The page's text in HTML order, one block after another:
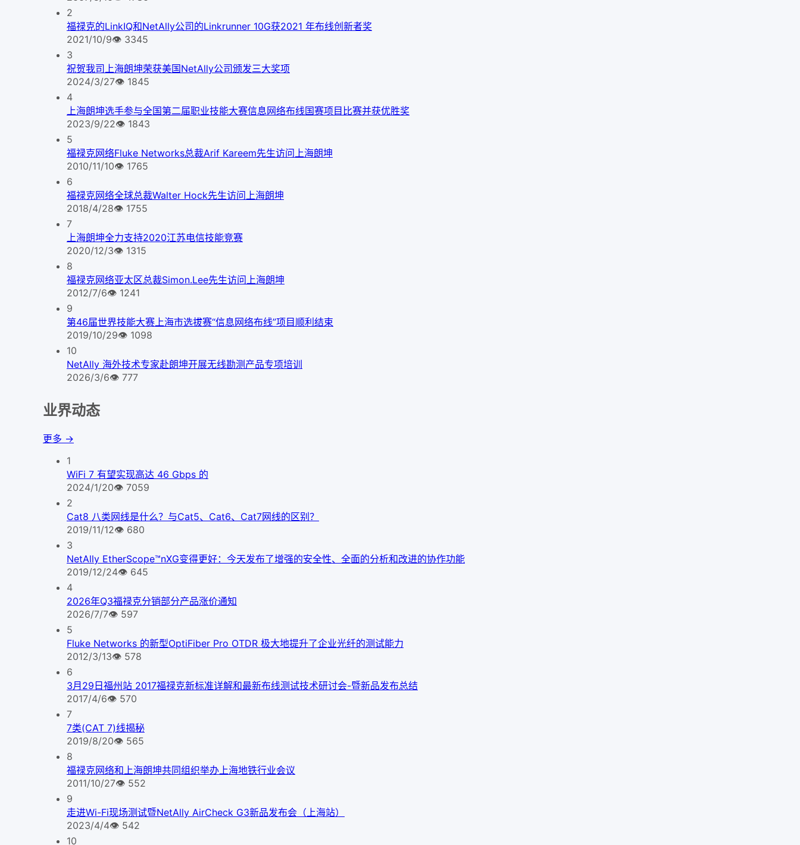
2
福禄克的LinkIQ和NetAlly公司的Linkrunner 10G获2021 年布线创新者奖
2021/10/9👁 3345
3
祝贺我司上海朗坤荣获美国NetAlly公司颁发三大奖项
2024/3/27👁 1845
4
上海朗坤选手参与全国第二届职业技能大赛信息网络布线国赛项目比赛并获优胜奖
2023/9/22👁 1843
5
福禄克网络Fluke Networks总裁Arif Kareem先生访问上海朗坤
2010/11/10👁 1765
6
福禄克网络全球总裁Walter Hock先生访问上海朗坤
2018/4/28👁 1755
7
上海朗坤全力支持2020江苏电信技能竞赛
2020/12/3👁 1315
8
福禄克网络亚太区总裁Simon.Lee先生访问上海朗坤
2012/7/6👁 1241
9
第46届世界技能大赛上海市选拔赛“信息网络布线”项目顺利结束
2019/10/29👁 1098
10
NetAlly 海外技术专家赴朗坤开展无线勘测产品专项培训
2026/3/6👁 777
业界动态
更多 →
1
WiFi 7 有望实现高达 46 Gbps 的
2024/1/20👁 7059
2
Cat8 八类网线是什么？与Cat5、Cat6、Cat7网线的区别？
2019/11/12👁 680
3
NetAlly EtherScope™nXG变得更好：今天发布了增强的安全性、全面的分析和改进的协作功能
2019/12/24👁 645
4
2026年Q3福禄克分销部分产品涨价通知
2026/7/7👁 597
5
Fluke Networks 的新型OptiFiber Pro OTDR 极大地提升了企业光纤的测试能力
2012/3/13👁 578
6
3月29日福州站 2017福禄克新标准详解和最新布线测试技术研讨会-暨新品发布总结
2017/4/6👁 570
7
7类(CAT 7)线揭秘
2019/8/20👁 565
8
福禄克网络和上海朗坤共同组织举办上海地铁行业会议
2011/10/27👁 552
9
走进Wi-Fi现场测试暨NetAlly AirCheck G3新品发布会（上海站）
2023/4/4👁 542
10